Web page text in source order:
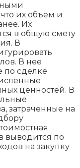
их объем и
Их
в общую смету
В
В нее
по сделке
ценностей. В
затраченные на
выводится по
на закупку